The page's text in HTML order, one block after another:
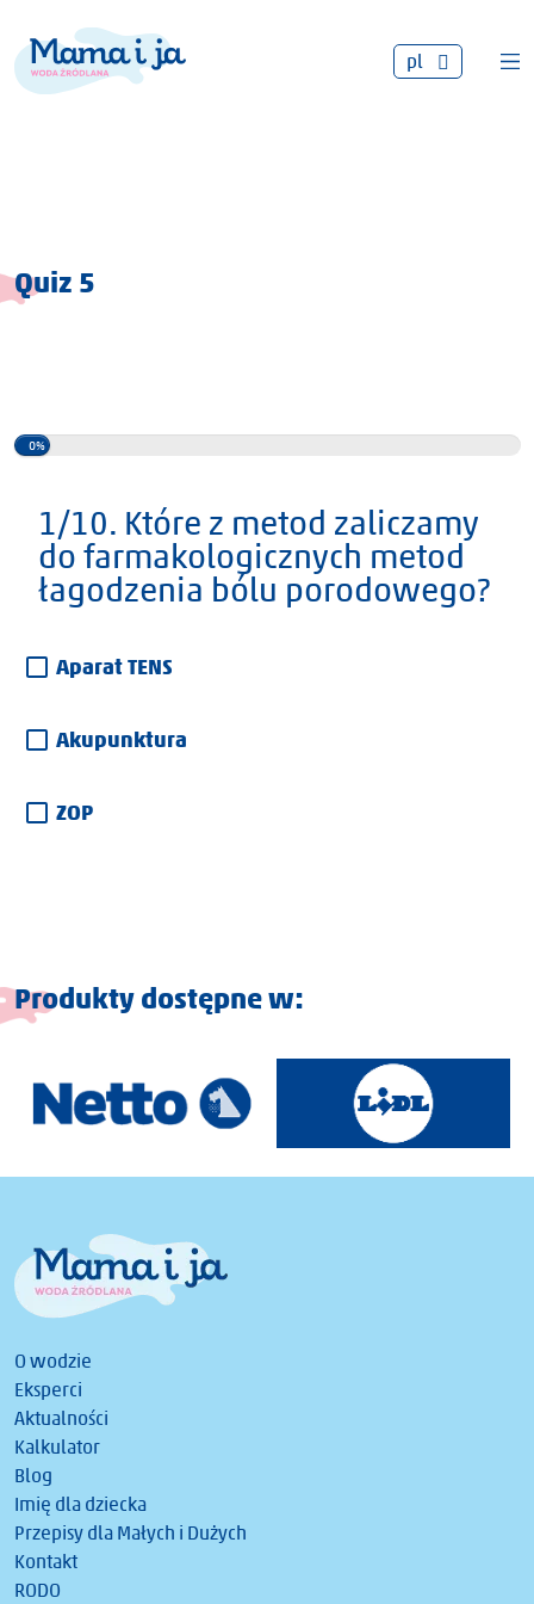
pl
Quiz 5
0%
1/10. Które z metod zaliczamy
do farmakologicznych metod
łagodzenia bólu porodowego?
Aparat TENS
Akupunktura
ZOP
Produkty dostępne w:
O wodzie
Eksperci
Aktualności
Kalkulator
Blog
Imię dla dziecka
Przepisy dla Małych i Dużych
Kontakt
RODO